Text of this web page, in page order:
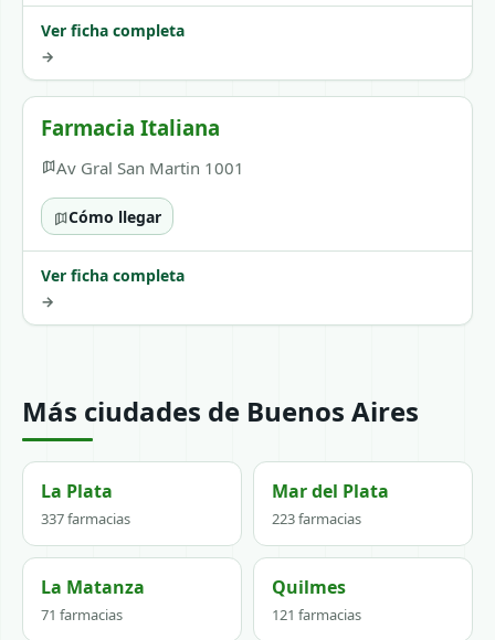
Ver ficha completa
→
Farmacia Italiana
Av Gral San Martin 1001
Cómo llegar
Ver ficha completa
→
Más ciudades de Buenos Aires
La Plata
337 farmacias
Mar del Plata
223 farmacias
La Matanza
71 farmacias
Quilmes
121 farmacias